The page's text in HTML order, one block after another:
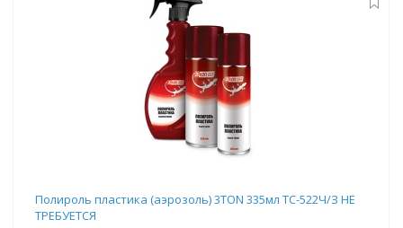
Полироль пластика (аэрозоль) 3TON 335мл ТС-522Ч/З НЕ
ТРЕБУЕТСЯ